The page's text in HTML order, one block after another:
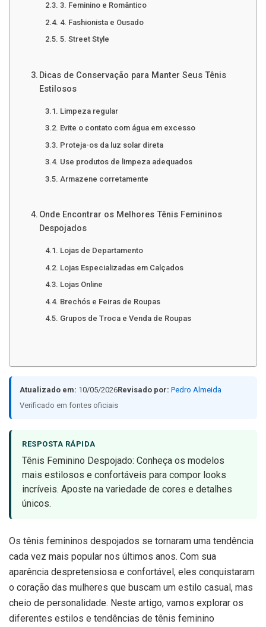
3. Feminino e Romântico
4. Fashionista e Ousado
5. Street Style
Dicas de Conservação para Manter Seus Tênis
Estilosos
Limpeza regular
Evite o contato com água em excesso
Proteja-os da luz solar direta
Use produtos de limpeza adequados
Armazene corretamente
Onde Encontrar os Melhores Tênis Femininos
Despojados
Lojas de Departamento
Lojas Especializadas em Calçados
Lojas Online
Brechós e Feiras de Roupas
Grupos de Troca e Venda de Roupas
Atualizado em: 10/05/2026Revisado por: Pedro Almeida
Verificado em fontes oficiais
RESPOSTA RÁPIDA
Tênis Feminino Despojado: Conheça os modelos
mais estilosos e confortáveis para compor looks
incríveis. Aposte na variedade de cores e detalhes
únicos.
Os tênis femininos despojados se tornaram uma tendência
cada vez mais popular nos últimos anos. Com sua
aparência despretensiosa e confortável, eles conquistaram
o coração das mulheres que buscam um estilo casual, mas
cheio de personalidade. Neste artigo, vamos explorar os
diferentes estilos e tendências de tênis feminino